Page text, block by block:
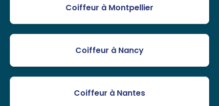
Coiffeur à Montpellier
Coiffeur à Nancy
Coiffeur à Nantes